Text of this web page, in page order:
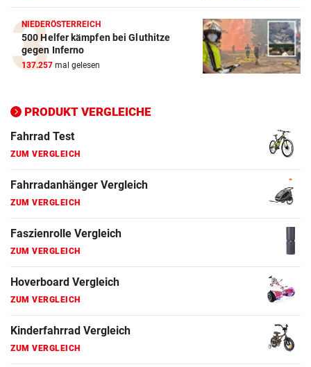
NIEDERÖSTERREICH
500 Helfer kämpfen bei Gluthitze
gegen Inferno
137.257 mal gelesen
PRODUKT VERGLEICHE
Crosstrainer Vergleich
ZUM VERGLEICH
E-Bike Vergleich
Elektro-Scooter Vergleich
Ergometer Vergleich
Fahrrad Test
Fahrradanhänger Vergleich
Faszienrolle Vergleich
Hoverboard Vergleich